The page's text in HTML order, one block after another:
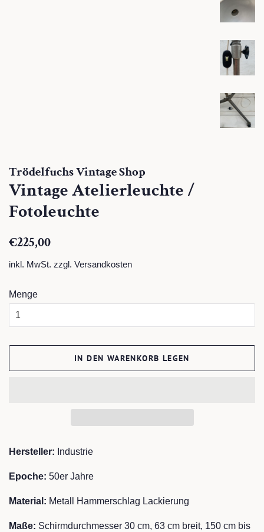
Trödelfuchs Vintage Shop
Vintage Atelierleuchte /
Fotoleuchte
Normaler
€225,00
inkl. MwSt. zzgl. Versandkosten
Menge
IN DEN WARENKORB LEGEN
Hersteller: Industrie
Epoche: 50er Jahre
Material: Metall Hammerschlag Lackierung
Maße: Schirmdurchmesser 30 cm, 63 cm breit, 150 cm bis